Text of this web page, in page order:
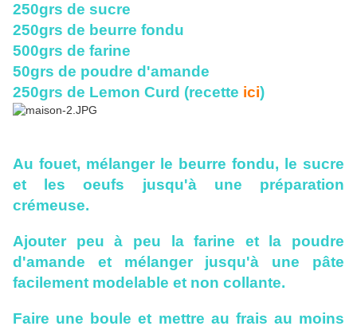
250grs de sucre
250grs de beurre fondu
500grs de farine
50grs de poudre d'amande
250grs de Lemon Curd (recette ici)
Au fouet, mélanger le beurre fondu, le sucre
et les oeufs jusqu'à une préparation
crémeuse.
Ajouter peu à peu la farine et la poudre
d'amande et mélanger jusqu'à une pâte
facilement modelable et non collante.
Faire une boule et mettre au frais au moins